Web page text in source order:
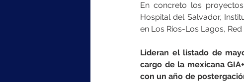
En concreto los
Hospital del Salvador,
en Los Ríos-Los Lagos, Red
Lideran el listado de
cargo de la mexicana
con un año de